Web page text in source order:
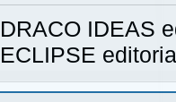
DRACO IDEAS
ECLIPSE